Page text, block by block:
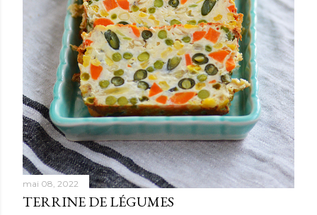
mai 08, 2022
TERRINE DE LÉGUMES